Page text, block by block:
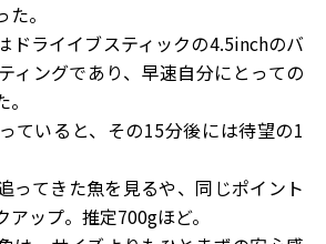
。
ドライイブスティックの4.5inchのバ
ィングであり、早速自分にとっての
ていると、その15分後には待望の1
ってきた魚を見るや、同じポイント
ップ。推定700gほど。